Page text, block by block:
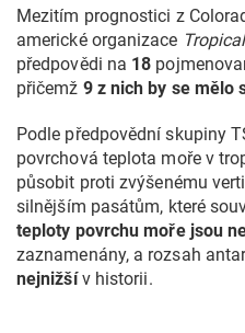
Mezitím prognostici z
americké organizace
předpovědi na 18
přičemž 9 z nich by se mělo
Podle předpovědní skupiny
povrchová teplota moře v
působit proti zvýšenému
silnějším pasátům, které
teploty povrchu moře jsou
zaznamenány, a rozsah
nejnižšív historii.